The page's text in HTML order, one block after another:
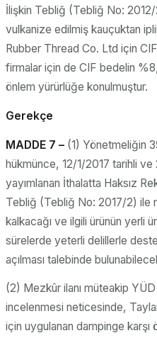
İlişkin Tebliğ (Tebliğ No:
vulkanize edilmiş kauçuktan
Rubber Thread Co. Ltd için
firmalar için de CIF bedelin
önlem yürürlüğe konulmuştur.
Gerekçe
MADDE 7 – (1) Yönetmeliğin
hükmünce, 12/1/2017 tarihli ve
yayımlanan İthalatta Haksız
Tebliğ (Tebliğ No: 2017/2) ile
kalkacağı ve ilgili ürünün yerli
sürelerde yeterli delillerle
açılması talebinde
(2) Mezkûr ilanı müteakip YÜD
incelenmesi neticesinde,
için uygulanan dampinge karşı